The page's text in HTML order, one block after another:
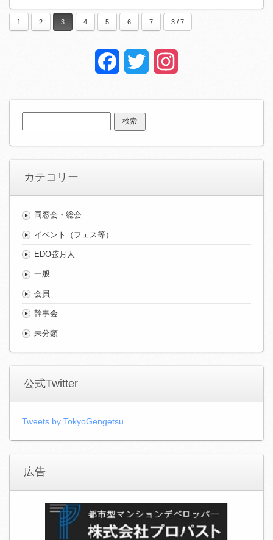
1 2 3 4 5 6 7 3 / 7
FacebookTwitter
索:
カテコリー
同窓会・総会
イベント（フェス等）
EDO弦月人
一般
会員
幹事会
未分類
公式Twitter
Tweets by TokyoGengetsu
広告